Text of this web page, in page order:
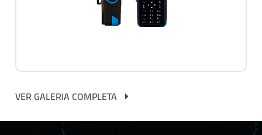
VER GALERIA COMPLETA